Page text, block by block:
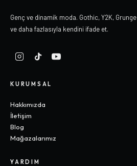
Genç ve dinamik moda. Gothic, Y2K, Grunge
ve daha fazlasıyla kendini ifade et.
KURUMSAL
Hakkımızda
İletişim
Blog
Mağazalarımız
YARDIM